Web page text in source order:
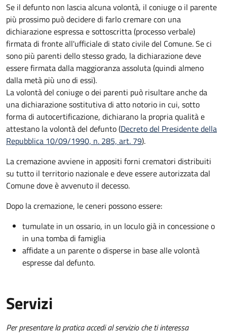
Se il defunto non lascia alcuna volontà, il coniuge o il parente
più prossimo può decidere di farlo cremare con una
dichiarazione espressa e sottoscritta (processo verbale)
firmata di fronte all'ufficiale di stato civile del Comune. Se ci
sono più parenti dello stesso grado, la dichiarazione deve
essere firmata dalla maggioranza assoluta (quindi almeno
dalla metà più uno di essi).
La volontà del coniuge o dei parenti può risultare anche da
una dichiarazione sostitutiva di atto notorio in cui, sotto
forma di autocertificazione, dichiarano la propria qualità e
attestano la volontà del defunto (Decreto del Presidente della
Repubblica 10/09/1990, n. 285, art. 79).
La cremazione avviene in appositi forni crematori distribuiti
su tutto il territorio nazionale e deve essere autorizzata dal
Comune dove è avvenuto il decesso.
Dopo la cremazione, le ceneri possono essere:
tumulate in un ossario, in un loculo già in concessione o
in una tomba di famiglia
affidate a un parente o disperse in base alle volontà
espresse dal defunto.
Servizi
Per presentare la pratica accedi al servizio che ti interessa